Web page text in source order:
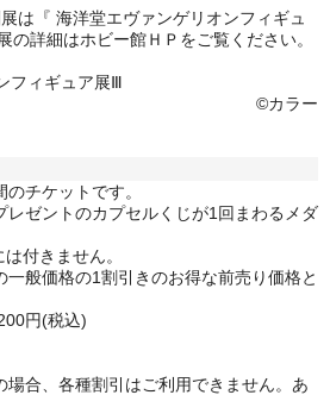
は『 海洋堂エヴァンゲリオンフィギュ
の詳細はホビー館ＨＰをご覧ください。
©カラー
チケットです。
レゼントのカプセルくじが1回まわるメダ
付きません。
一般価格の1割引きのお得な前売り価格と
円(税込)
合、各種割引はご利用できません。 あ